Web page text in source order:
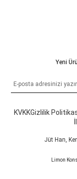
Yeni
KVKKGizlilik
Jüt Han,
Limon